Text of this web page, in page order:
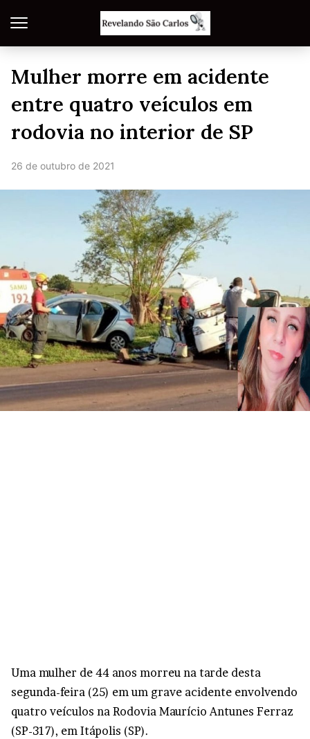
Mulher morre em acidente
entre quatro veículos em
rodovia no interior de SP
26 de outubro de 2021
Uma mulher de 44 anos morreu na tarde desta
segunda-feira (25) em um grave acidente envolvendo
quatro veículos na Rodovia Maurício Antunes Ferraz
(SP-317), em Itápolis (SP).